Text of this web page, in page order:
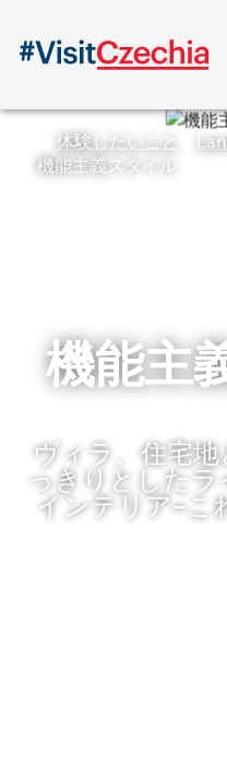
体験したいこと
機能主義スタイル
機能主
ヴィラ、住宅地
っきりとした
インテリア–こ